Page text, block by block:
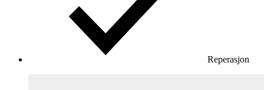
Reperasjon